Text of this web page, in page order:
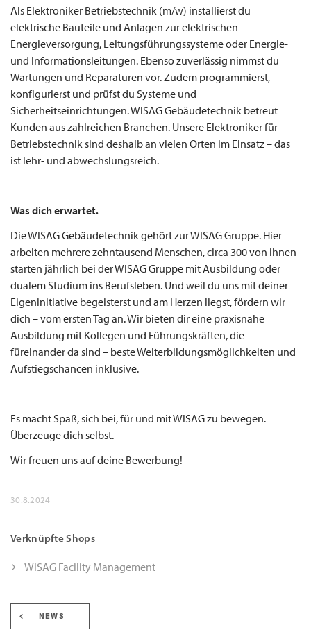
Als Elektroniker Betriebstechnik (m/w) installierst du
elektrische Bauteile und Anlagen zur elektrischen
Energieversorgung, Leitungsführungssysteme oder Energie-
und Informationsleitungen. Ebenso zuverlässig nimmst du
Wartungen und Reparaturen vor. Zudem programmierst,
konfigurierst und prüfst du Systeme und
Sicherheitseinrichtungen. WISAG Gebäudetechnik betreut
Kunden aus zahlreichen Branchen. Unsere Elektroniker für
Betriebstechnik sind deshalb an vielen Orten im Einsatz – das
ist lehr- und abwechslungsreich.
Was dich erwartet.
Die WISAG Gebäudetechnik gehört zur WISAG Gruppe. Hier
arbeiten mehrere zehntausend Menschen, circa 300 von ihnen
starten jährlich bei der WISAG Gruppe mit Ausbildung oder
dualem Studium ins Berufsleben. Und weil du uns mit deiner
Eigeninitiative begeisterst und am Herzen liegst, fördern wir
dich – vom ersten Tag an. Wir bieten dir eine praxisnahe
Ausbildung mit Kollegen und Führungskräften, die
füreinander da sind – beste Weiterbildungsmöglichkeiten und
Aufstiegschancen inklusive.
Es macht Spaß, sich bei, für und mit WISAG zu bewegen.
Überzeuge dich selbst.
Wir freuen uns auf deine Bewerbung!
30.8.2024
Verknüpfte Shops
WISAG Facility Management
NEWS